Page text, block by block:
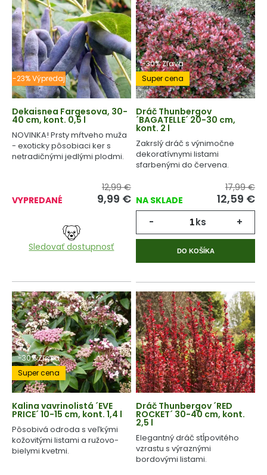
-23% Výpredaj
Dekaisnea Fargesova, 30-
40 cm, kont. 0,5 l
NOVINKA! Prsty mŕtveho muža
- exoticky pôsobiaci ker s
netradičnými jedlými plodmi.
VYPREDANÉ
12,99 €
9,99 €
Sledovať dostupnosť
-30% Zľava
Super cena
Dráč Thunbergov
´BAGATELLE´ 20-30 cm,
kont. 2 l
Zakrslý dráč s výnimočne
dekoratívnymi listami
sfarbenými do červena.
NA SKLADE
17,99 €
12,59 €
- ks +
DO KOŠÍKA
-30% Zľava
Super cena
Kalina vavrinolistá ´EVE
PRICE´ 10-15 cm, kont. 1,4 l
Pôsobivá odroda s veľkými
kožovitými listami a ružovo-
bielymi kvetmi.
Dráč Thunbergov ´RED
ROCKET´ 30-40 cm, kont.
2,5 l
Elegantný dráč stĺpovitého
vzrastu s výraznými
bordovými listami.